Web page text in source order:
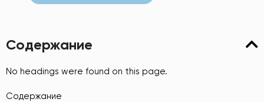
Содержание
No headings were found on this page.
Содержание